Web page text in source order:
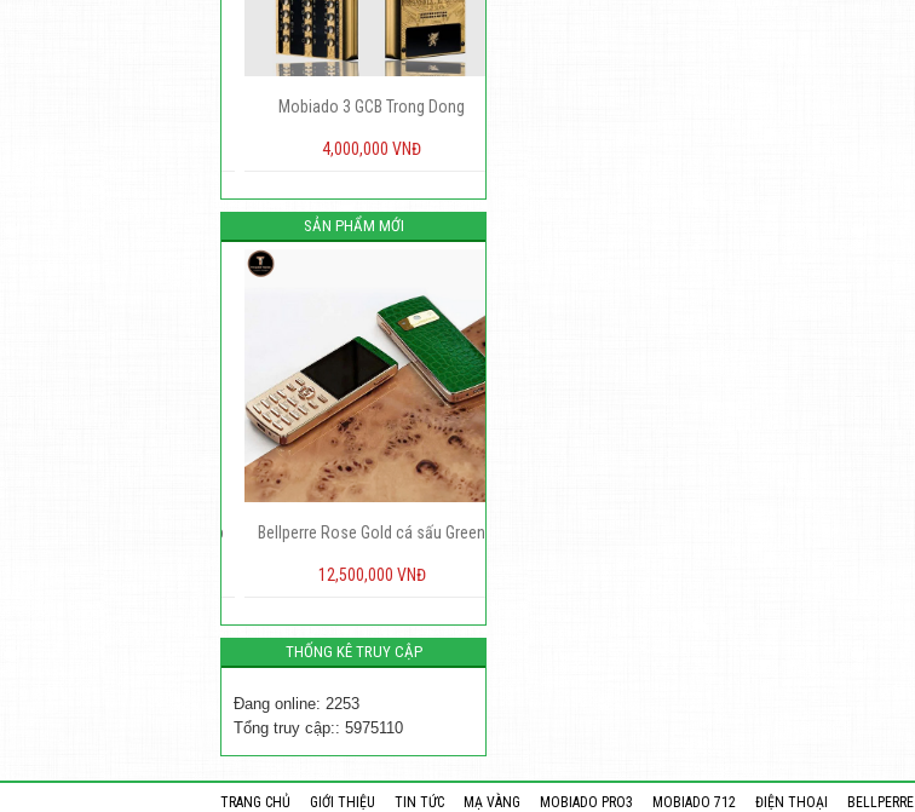
Mobiado 3 GCB Trong Dong
4,000,000 VNĐ
SẢN PHẨM MỚI
Bellperre Rose Gold cá sấu Green
12,500,000 VNĐ
THỐNG KÊ TRUY CẬP
Đang online: 2253
Tổng truy cập:: 5975110
TRANG CHỦ GIỚI THIỆU TIN TỨC MẠ VÀNG MOBIADO PRO3 MOBIADO 712 ĐIỆN THOẠI BELLPERRE